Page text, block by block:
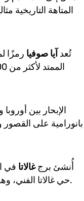
المتاهة
تُعد آيا صوفيا رمزًا
الإبحار بين
بانورامية على
أُنشئ برجغالاتا
حي غالاتا الفني، وهو أيضًا نقطة انطلاق رائعة لاستكشاف المقاهي الصغيرة والمحلات الأنيقة والمعارض القريبة.